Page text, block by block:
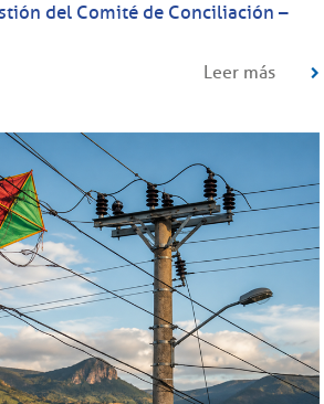
del Comité de Conciliación –
Leer más